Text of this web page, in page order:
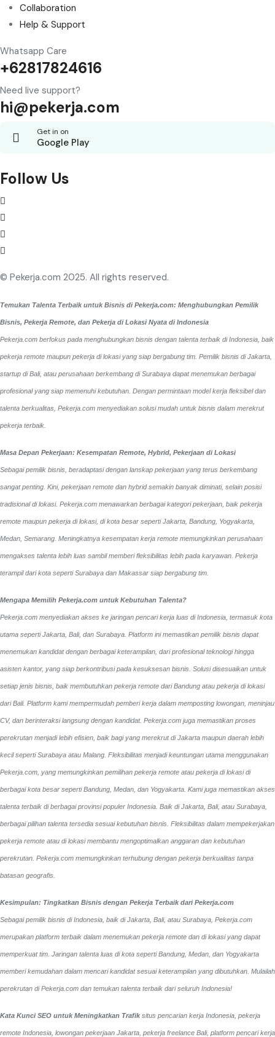
Collaboration
Help & Support
Whatsapp Care
+62817824616
Need live support?
hi@pekerja.com
Get in on
Google Play
Follow Us
© Pekerja.com 2025. All rights reserved.
Temukan Talenta Terbaik untuk Bisnis di Pekerja.com: Menghubungkan Pemilik
Bisnis, Pekerja Remote, dan Pekerja di Lokasi Nyata di Indonesia
Pekerja.com berfokus pada menghubungkan bisnis dengan talenta terbaik di Indonesia, baik
pekerja remote maupun pekerja di lokasi yang siap bergabung tim. Pemilik bisnis di Jakarta,
startup di Bali, atau perusahaan berkembang di Surabaya dapat menemukan berbagai
profesional yang siap memenuhi kebutuhan. Dengan permintaan model kerja fleksibel dan
talenta berkualitas, Pekerja.com menyediakan solusi mudah untuk bisnis dalam merekrut
pekerja terbaik.
Masa Depan Pekerjaan: Kesempatan Remote, Hybrid, Pekerjaan di Lokasi
Sebagai pemilik bisnis, beradaptasi dengan lanskap pekerjaan yang terus berkembang
sangat penting. Kini, pekerjaan remote dan hybrid semakin banyak diminati, selain posisi
tradisional di lokasi. Pekerja.com menawarkan berbagai kategori pekerjaan, baik pekerja
remote maupun pekerja di lokasi, di kota besar seperti Jakarta, Bandung, Yogyakarta,
Medan, Semarang. Meningkatnya kesempatan kerja remote memungkinkan perusahaan
mengakses talenta lebih luas sambil memberi fleksibilitas lebih pada karyawan. Pekerja
terampil dari kota seperti Surabaya dan Makassar siap bergabung tim.
Mengapa Memilih Pekerja.com untuk Kebutuhan Talenta?
Pekerja.com menyediakan akses ke jaringan pencari kerja luas di Indonesia, termasuk kota
utama seperti Jakarta, Bali, dan Surabaya. Platform ini memastikan pemilik bisnis dapat
menemukan kandidat dengan berbagai keterampilan, dari profesional teknologi hingga
asisten kantor, yang siap berkontribusi pada kesuksesan bisnis. Solusi disesuaikan untuk
setiap jenis bisnis, baik membutuhkan pekerja remote dari Bandung atau pekerja di lokasi
dari Bali. Platform kami mempermudah pemberi kerja dalam memposting lowongan, meninjau
CV, dan berinteraksi langsung dengan kandidat. Pekerja.com juga memastikan proses
perekrutan menjadi lebih efisien, baik bagi yang merekrut di Jakarta maupun daerah lebih
kecil seperti Surabaya atau Malang. Fleksibilitas menjadi keuntungan utama menggunakan
Pekerja.com, yang memungkinkan pemilihan pekerja remote atau pekerja di lokasi di
berbagai kota besar seperti Bandung, Medan, dan Yogyakarta. Kami juga memastikan akses
talenta terbaik di berbagai provinsi populer Indonesia. Baik di Jakarta, Bali, atau Surabaya,
berbagai pilihan talenta tersedia sesuai kebutuhan bisnis. Fleksibilitas dalam mempekerjakan
pekerja remote atau di lokasi membantu mengoptimalkan anggaran dan kebutuhan
perekrutan. Pekerja.com memungkinkan terhubung dengan pekerja berkualitas tanpa
batasan geografis.
Kesimpulan: Tingkatkan Bisnis dengan Pekerja Terbaik dari Pekerja.com
Sebagai pemilik bisnis di Indonesia, baik di Jakarta, Bali, atau Surabaya, Pekerja.com
merupakan platform terbaik dalam menemukan pekerja remote dan di lokasi yang dapat
memperkuat tim. Jaringan talenta luas di kota seperti Bandung, Medan, dan Yogyakarta
memberi kemudahan dalam mencari kandidat sesuai keterampilan yang dibutuhkan. Mulailah
perekrutan di Pekerja.com dan temukan talenta terbaik dari seluruh Indonesia!
Kata Kunci SEO untuk Meningkatkan Trafik situs pencarian kerja Indonesia, pekerja
remote Indonesia, lowongan pekerjaan Jakarta, pekerja freelance Bali, platform pencari kerja